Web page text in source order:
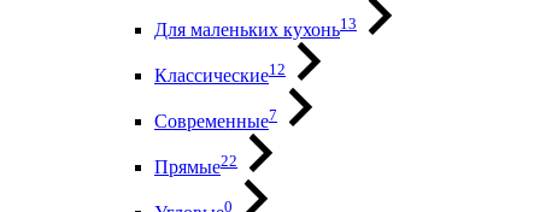
Для маленьких кухонь13
Классические12
Современные7
Прямые22
0